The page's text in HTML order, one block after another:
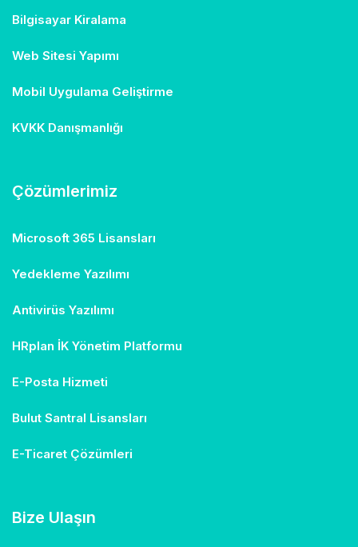
Bilgisayar Kiralama
Web Sitesi Yapımı
Mobil Uygulama Geliştirme
KVKK Danışmanlığı
Çözümlerimiz
Microsoft 365 Lisansları
Yedekleme Yazılımı
Antivirüs Yazılımı
HRplan İK Yönetim Platformu
E-Posta Hizmeti
Bulut Santral Lisansları
E-Ticaret Çözümleri
Bize Ulaşın